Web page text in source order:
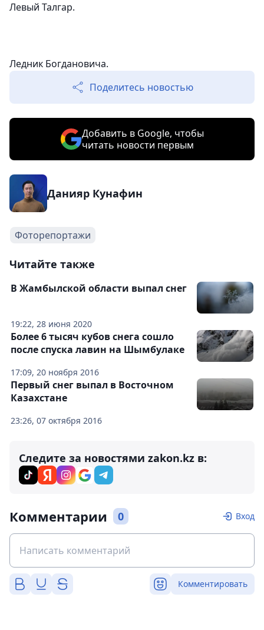
Левый Талгар.
Ледник Богдановича.
Поделитесь новостью
Добавить в Google, чтобы
читать новости первым
Данияр Кунафин
Фоторепортажи
Читайте также
19:22, 28 июня 2020
В Жамбылской области выпал снег
17:09, 20 ноября 2016
Более 6 тысяч кубов снега сошло
после спуска лавин на Шымбулаке
23:26, 07 октября 2016
Первый снег выпал в Восточном
Казахстане
Следите за новостями zakon.kz в:
Комментарии 0 Вход
Комментировать